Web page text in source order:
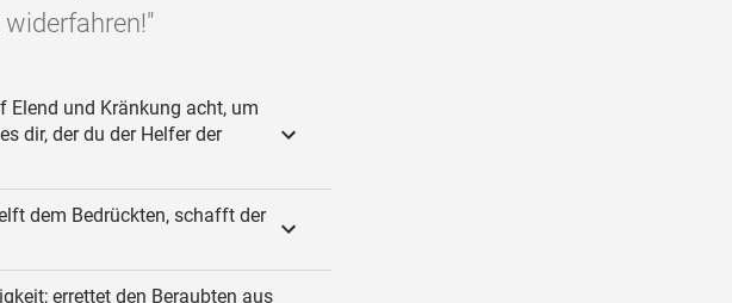
Elend und Kränkung acht, um
dir, der du der Helfer der
dem Bedrückten, schafft der
errettet den Beraubten aus